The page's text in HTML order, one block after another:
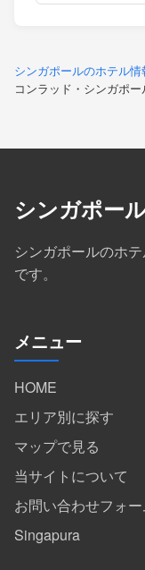
シンガポールのホテル情
コンラッド・シンガポ
シンガポー
シンガポールのホ
です。
メニュー
HOME
エリア別に探す
マップで見る
当サイトについて
お問い合わせフォ
Singapura